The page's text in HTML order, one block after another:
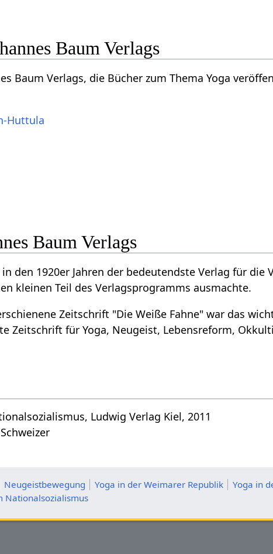
Baum Verlags
Baum Verlags, die Bücher zum Thema Yoga
Huttula
Baum Verlags
den 1920er Jahren der bedeutendste Verlag für die
kleinen Teil des Verlagsprogramms ausmachte.
Zeitschrift "Die Weiße Fahne" war das
Zeitschrift für Yoga, Neugeist, Lebensreform,
Ludwig Verlag Kiel, 2011
Neugeistbewegung Yoga in der Weimarer Republik
Yoga in
Nationalsozialismus